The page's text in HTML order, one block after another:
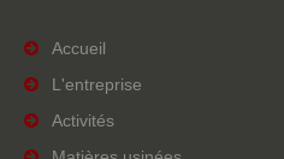
Accueil
L'entreprise
Activités